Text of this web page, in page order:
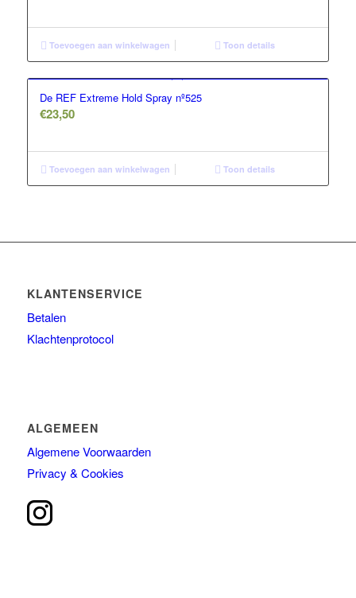
Toevoegen aan winkelwagen Toon details
De REF Extreme Hold Spray nº525
€23,50
Toevoegen aan winkelwagen Toon details
KLANTENSERVICE
Betalen
Klachtenprotocol
ALGEMEEN
Algemene Voorwaarden
Privacy & Cookies